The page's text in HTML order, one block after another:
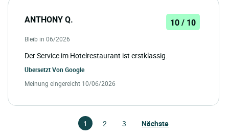
ANTHONY Q. 10 / 10
Bleib in 06/2026
Der Service im Hotelrestaurant ist erstklassig.
Übersetzt Von Google
Meinung eingereicht 10/06/2026
1 2 3 Nächste